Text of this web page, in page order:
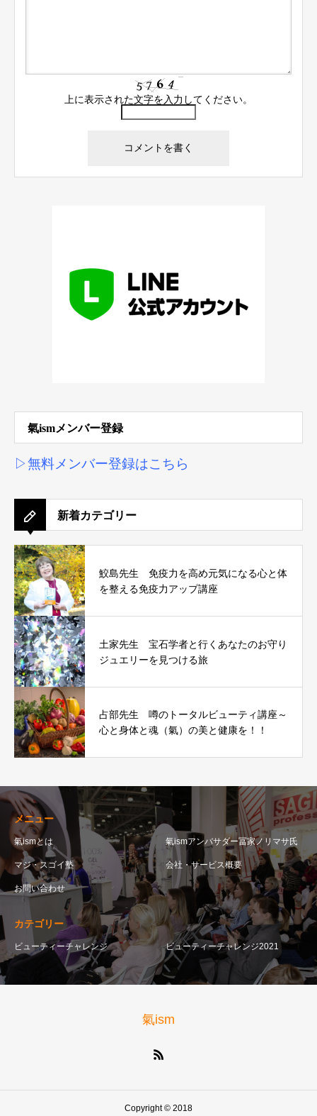
上に表示された文字を入力してください。
氣ismメンバー登録
▷無料メンバー登録はこちら
新着カテゴリー
鮫島先生 免疫力を高め元気になる心と体
を整える免疫力アップ講座
土家先生 宝石学者と行くあなたのお守り
ジュエリーを見つける旅
占部先生 噂のトータルビューティ講座～
心と身体と魂（氣）の美と健康を！！
メニュー
氣ismとは 氣ismアンバサダー冨家ノリマサ氏
マジ・スゴイ塾 会社・サービス概要
お問い合わせ
カテゴリー
ビューティーチャレンジ ビューティーチャレンジ2021
氣ism
Copyright © 2018